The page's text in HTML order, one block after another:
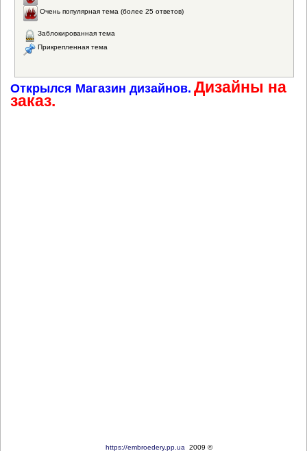
Очень популярная тема (более 25 ответов)
Заблокированная тема
Прикрепленная тема
Открылся Магазин дизайнов. Дизайны на
заказ.
https://embroedery.pp.ua 2009 ©